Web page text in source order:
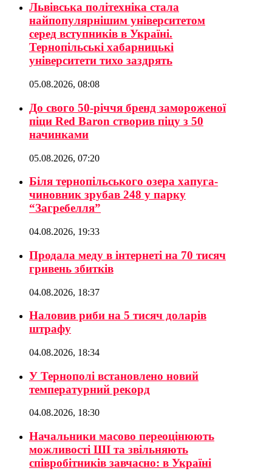
Львівська політехніка стала
найпопулярнішим університетом
серед вступників в Україні.
Тернопільські хабарницькі
університети тихо заздрять
05.08.2026, 08:08
До свого 50-річчя бренд замороженої
піци Red Baron створив піцу з 50
начинками
05.08.2026, 07:20
Біля тернопільського озера хапуга-
чиновник зрубав 248 у парку
“Загребелля”
04.08.2026, 19:33
Продала меду в інтернеті на 70 тисяч
гривень збитків
04.08.2026, 18:37
Наловив риби на 5 тисяч доларів
штрафу
04.08.2026, 18:34
У Тернополі встановлено новий
температурний рекорд
04.08.2026, 18:30
Начальники масово переоцінюють
можливості ШІ та звільняють
співробітників завчасно: в Україні